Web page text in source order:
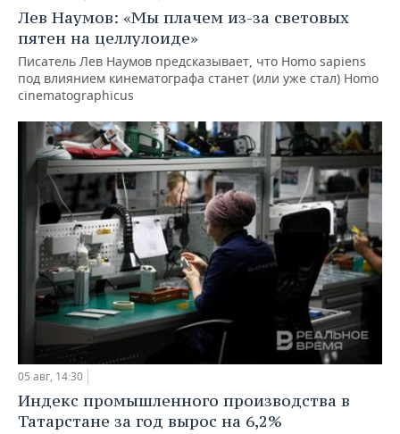
Лев Наумов: «Мы плачем из-за световых
пятен на целлулоиде»
Писатель Лев Наумов предсказывает, что Homo sapiens
под влиянием кинематографа станет (или уже стал) Homo
cinematographicus
05 авг, 14:30
Индекс промышленного производства в
Татарстане за год вырос на 6,2%